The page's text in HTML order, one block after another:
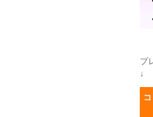
プ
↓